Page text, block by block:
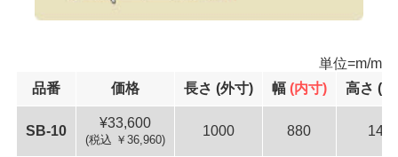
単位=m/m
品番
価格 長さ (外寸) 幅 (内寸) 高さ (
SB-10
33,600
(税込 ￥36,960)
1000 880 142